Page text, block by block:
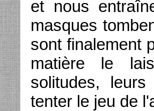
et nous
masques
sont finalement
matière le
solitudes,
tenter le jeu de